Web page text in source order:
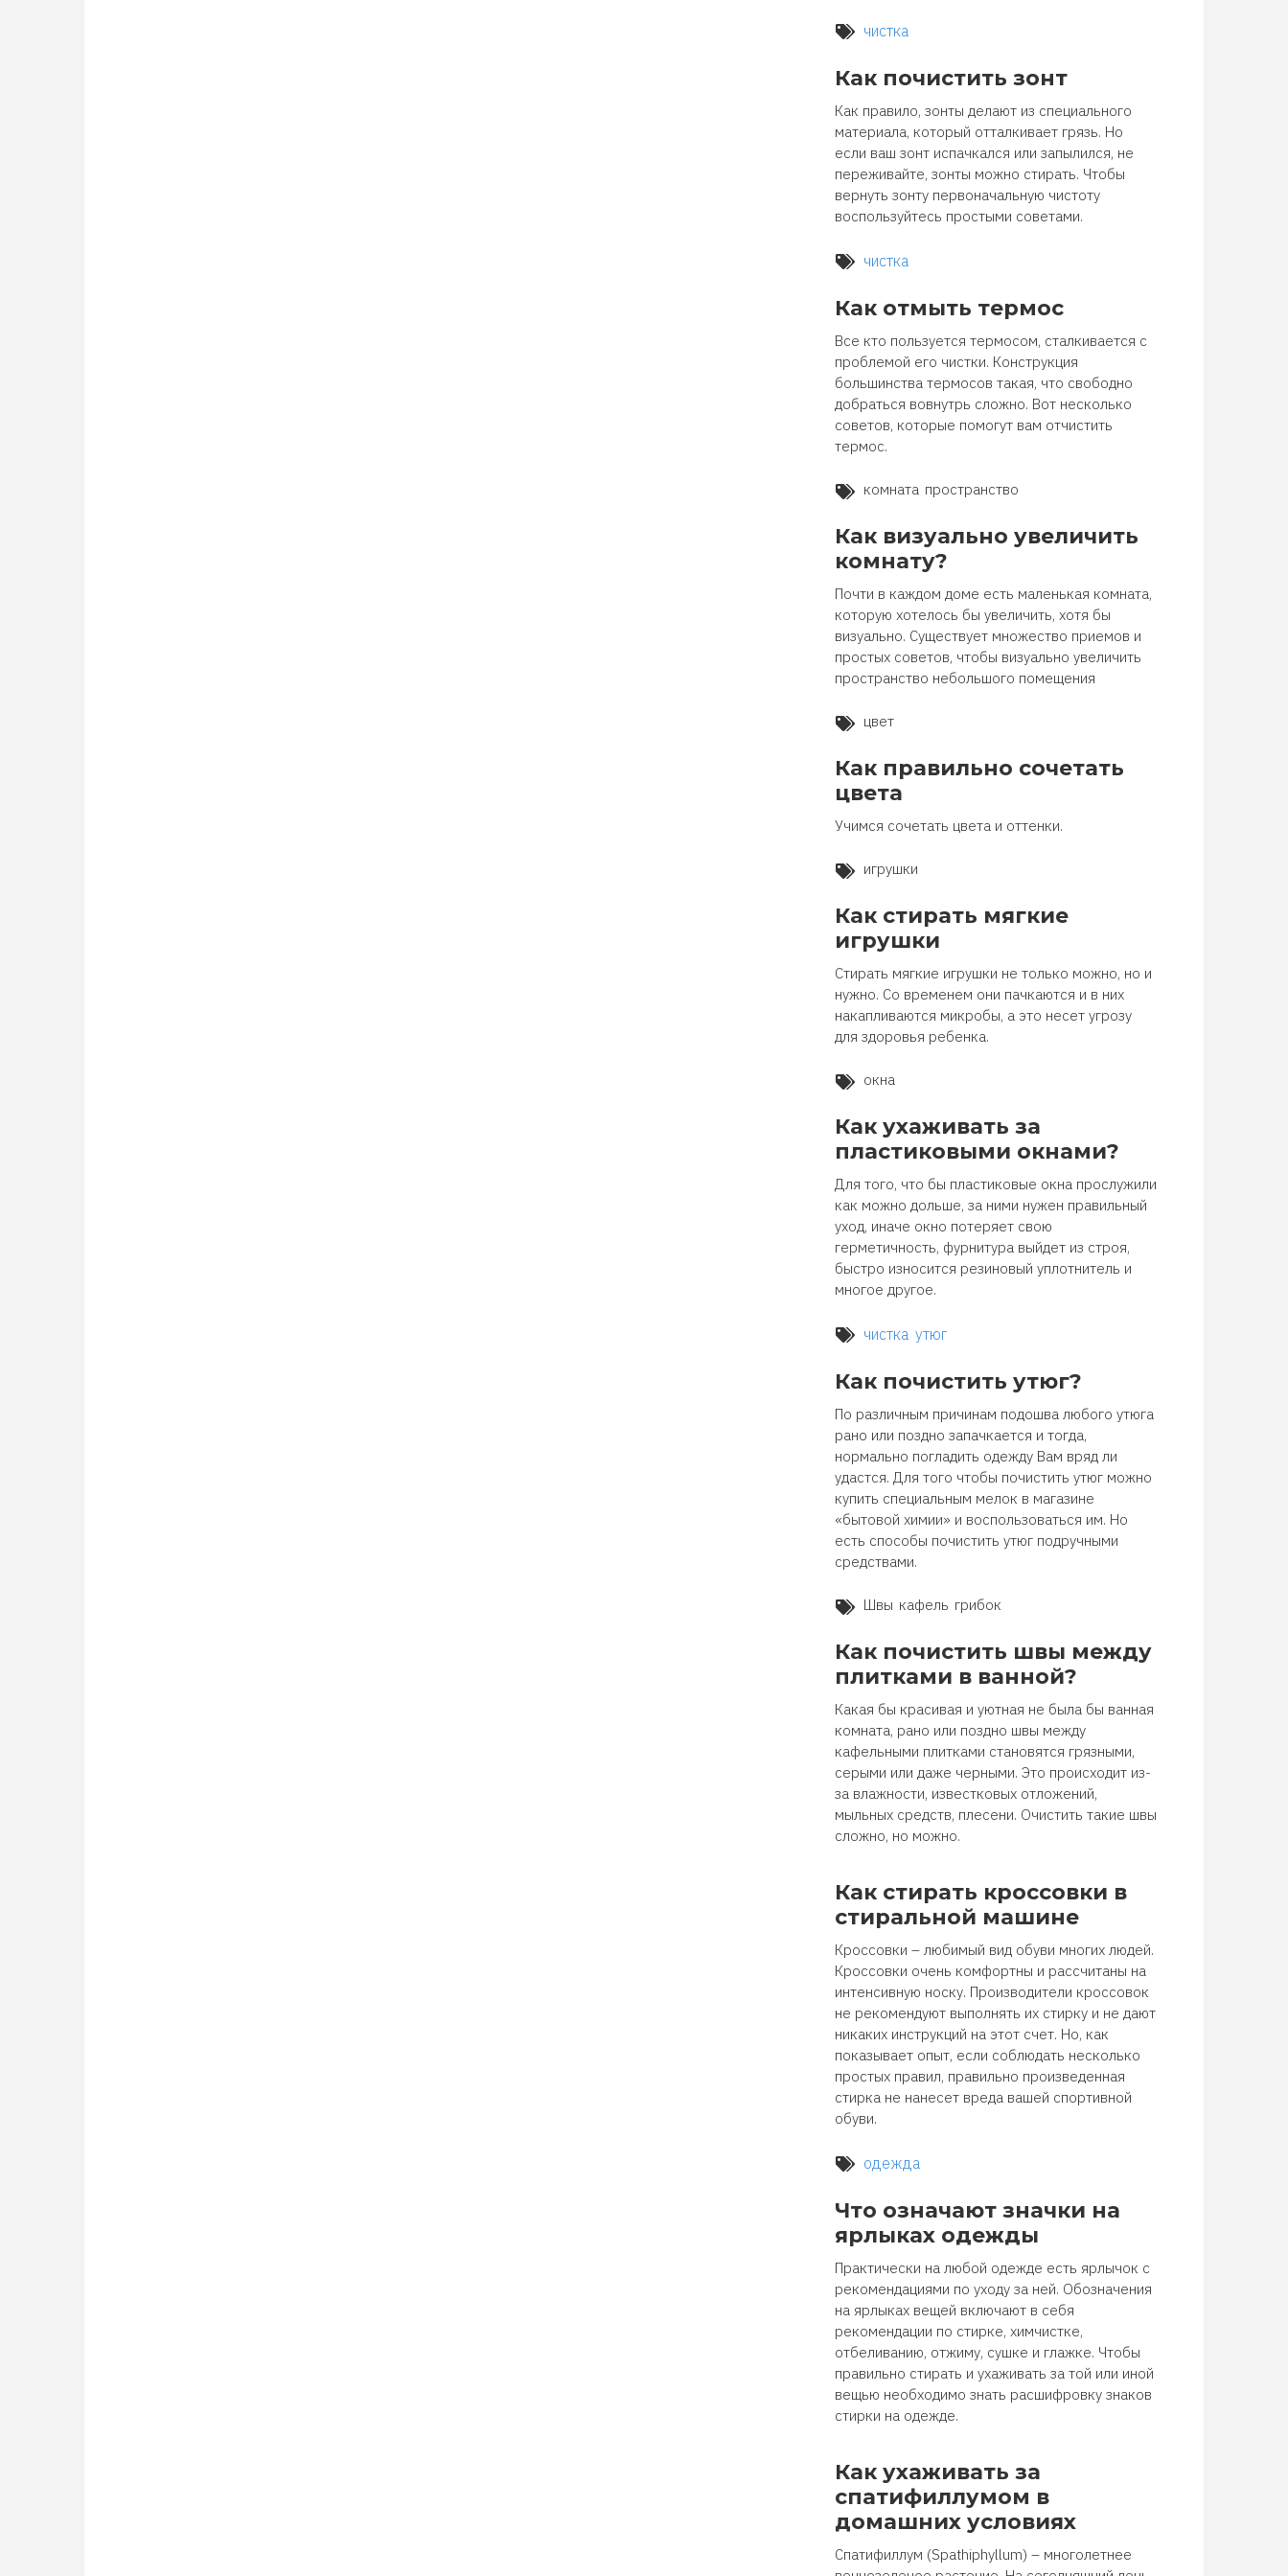
чистка
Как почистить зонт
Как правило, зонты делают из специального
материала, который отталкивает грязь. Но
если ваш зонт испачкался или запылился, не
переживайте, зонты можно стирать. Чтобы
вернуть зонту первоначальную чистоту
воспользуйтесь простыми советами.
чистка
Как отмыть термос
Все кто пользуется термосом, сталкивается с
проблемой его чистки. Конструкция
большинства термосов такая, что свободно
добраться вовнутрь сложно. Вот несколько
советов, которые помогут вам отчистить
термос.
комната пространство
Как визуально увеличить
комнату?
Почти в каждом доме есть маленькая комната,
которую хотелось бы увеличить, хотя бы
визуально. Существует множество приемов и
простых советов, чтобы визуально увеличить
пространство небольшого помещения
цвет
Как правильно сочетать
цвета
Учимся сочетать цвета и оттенки.
игрушки
Как стирать мягкие
игрушки
Стирать мягкие игрушки не только можно, но и
нужно. Со временем они пачкаются и в них
накапливаются микробы, а это несет угрозу
для здоровья ребенка.
окна
Как ухаживать за
пластиковыми окнами?
Для того, что бы пластиковые окна прослужили
как можно дольше, за ними нужен правильный
уход, иначе окно потеряет свою
герметичность, фурнитура выйдет из строя,
быстро износится резиновый уплотнитель и
многое другое.
чистка утюг
Как почистить утюг?
По различным причинам подошва любого утюга
рано или поздно запачкается и тогда,
нормально погладить одежду Вам вряд ли
удастся. Для того чтобы почистить утюг можно
купить специальным мелок в магазине
«бытовой химии» и воспользоваться им. Но
есть способы почистить утюг подручными
средствами.
Швы кафель грибок
Как почистить швы между
плитками в ванной?
Какая бы красивая и уютная не была бы ванная
комната, рано или поздно швы между
кафельными плитками становятся грязными,
серыми или даже черными. Это происходит из-
за влажности, известковых отложений,
мыльных средств, плесени. Очистить такие швы
сложно, но можно.
Как стирать кроссовки в
стиральной машине
Кроссовки – любимый вид обуви многих людей.
Кроссовки очень комфортны и рассчитаны на
интенсивную носку. Производители кроссовок
не рекомендуют выполнять их стирку и не дают
никаких инструкций на этот счет. Но, как
показывает опыт, если соблюдать несколько
простых правил, правильно произведенная
стирка не нанесет вреда вашей спортивной
обуви.
одежда
Что означают значки на
ярлыках одежды
Практически на любой одежде есть ярлычок с
рекомендациями по уходу за ней. Обозначения
на ярлыках вещей включают в себя
рекомендации по стирке, химчистке,
отбеливанию, отжиму, сушке и глажке. Чтобы
правильно стирать и ухаживать за той или иной
вещью необходимо знать расшифровку знаков
стирки на одежде.
Как ухаживать за
спатифиллумом в
домашних условиях
Спатифиллум (Spathiphyllum) – многолетнее